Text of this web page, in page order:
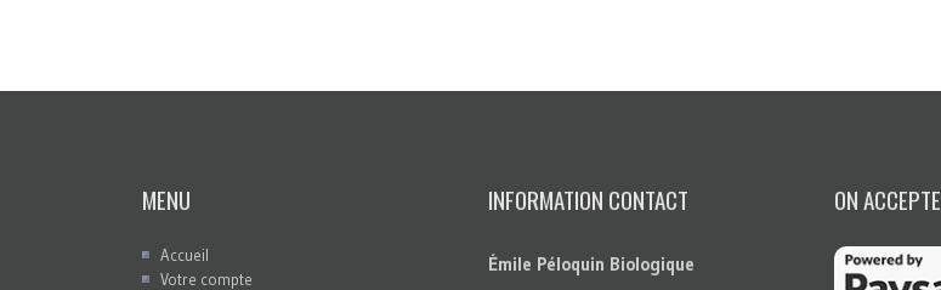
MENU
Accueil
Votre compte
INFORMATION CONTACT
Émile Péloquin Biologique
ON ACCEPTE